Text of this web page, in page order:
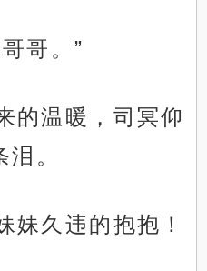
哥。”
的温暖，司冥仰
。
妹久违的抱抱！